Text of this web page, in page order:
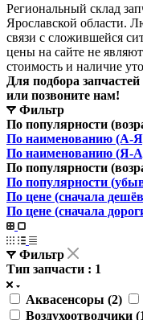
Региональный склад
Ярославской области.
связи с сложившейся
цены на сайте не
стоимость и наличие
Для подбора
или позвоните нам!
Фильтр
По популярности
По наименованию (А-
По наименованию (Я-
По популярности
По популярности
По цене (сначала
По цене (сначала
Фильтр
Тип запчасти : 1
Аквасенсоры (2)
Воздухоотводчики (